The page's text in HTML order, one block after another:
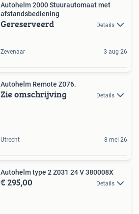
Autohelm 2000 Stuurautomaat met
afstandsbediening
Gereserveerd Details
Zevenaar 3 aug 26
Autohelm Remote Z076.
Zie omschrijving Details
Utrecht 8 mei 26
Autohelm type 2 Z031 24 V 380008X
€ 295,00 Details